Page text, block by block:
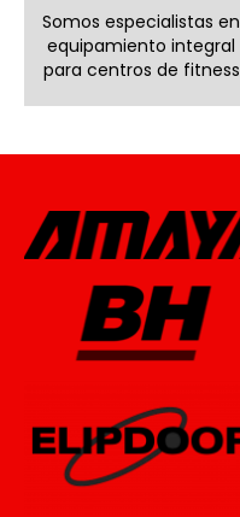
Somos especialistas en
equipamiento integral
para centros de fitness